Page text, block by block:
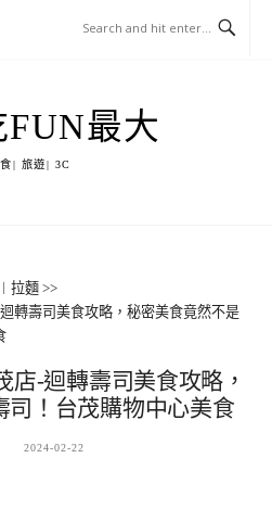
FUN最大
| 旅遊| 3C
拉麵 >>
轉壽司美食攻略，秘密美食竟然不是
店-迴轉壽司美食攻略，
司！台茂購物中心美食
2024-02-22